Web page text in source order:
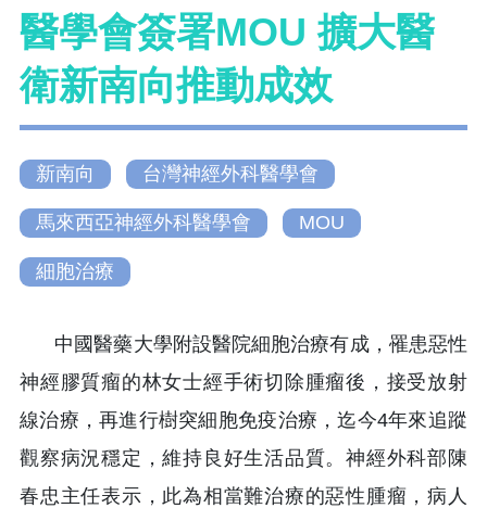
醫學會簽署MOU 擴大醫
衛新南向推動成效
新南向 台灣神經外科醫學會
馬來西亞神經外科醫學會 MOU
細胞治療
中國醫藥大學附設醫院細胞治療有成，罹患惡性
神經膠質瘤的林女士經手術切除腫瘤後，接受放射
線治療，再進行樹突細胞免疫治療，迄今4年來追蹤
觀察病況穩定，維持良好生活品質。神經外科部陳
春忠主任表示，此為相當難治療的惡性腫瘤，病人